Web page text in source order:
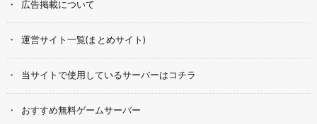
広告掲載について
運営サイト一覧(まとめサイト)
当サイトで使用しているサーバーはコチラ
おすすめ無料ゲームサーバー